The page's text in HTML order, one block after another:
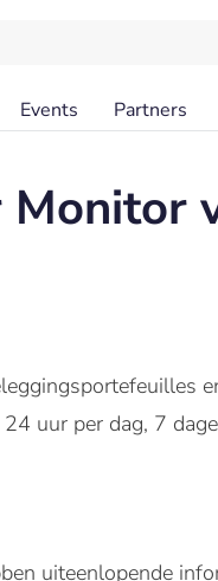
Events Partners
uur per dag, 7
uiteenlopende